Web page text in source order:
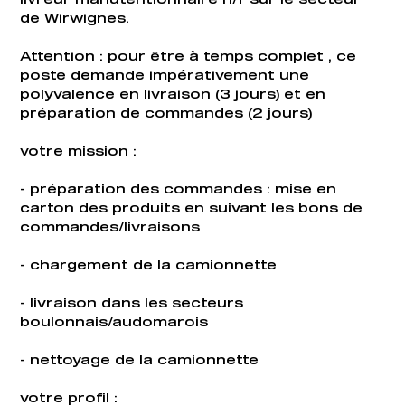
de Wirwignes.
Attention : pour être à temps complet , ce
poste demande impérativement une
polyvalence en livraison (3 jours) et en
préparation de commandes (2 jours)
votre mission :
- préparation des commandes : mise en
carton des produits en suivant les bons de
commandes/livraisons
- chargement de la camionnette
- livraison dans les secteurs
boulonnais/audomarois
- nettoyage de la camionnette
votre profil :